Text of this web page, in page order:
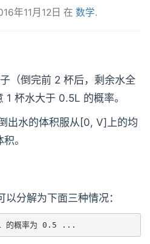
年11月12日 在 数学.
（倒完前 2 杯后，剩余水全
杯水大于 0.5L 的概率。
出水的体积服从[0, V]上的均
。
分解为下面三种情况：
的概率为 0.5 ...